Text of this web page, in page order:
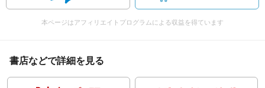
本ページはアフィリエイトプログラムによる収益を得ています
書店などで詳細を見る